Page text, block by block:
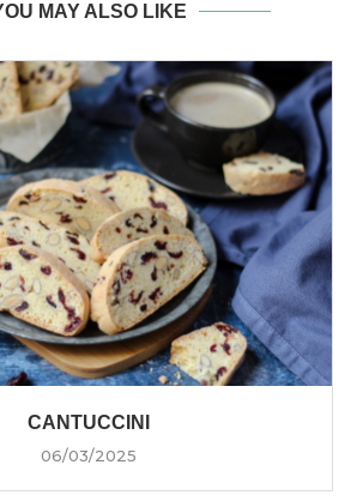
MAY ALSO LIKE
CANTUCCINI
06/03/2025